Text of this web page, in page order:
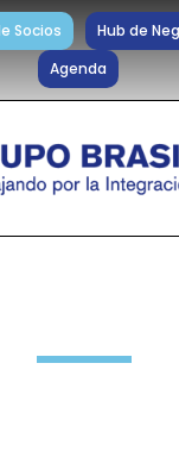
Socios Hub de
Agenda